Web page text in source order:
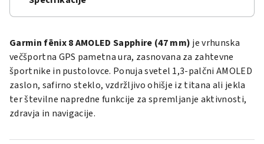
Garmin fēnix 8 AMOLED Sapphire (47 mm) je vrhunska
večšportna GPS pametna ura, zasnovana za zahtevne
športnike in pustolovce. Ponuja svetel 1,3-palčni AMOLED
zaslon, safirno steklo, vzdržljivo ohišje iz titana ali jekla
ter številne napredne funkcije za spremljanje aktivnosti,
zdravja in navigacije.